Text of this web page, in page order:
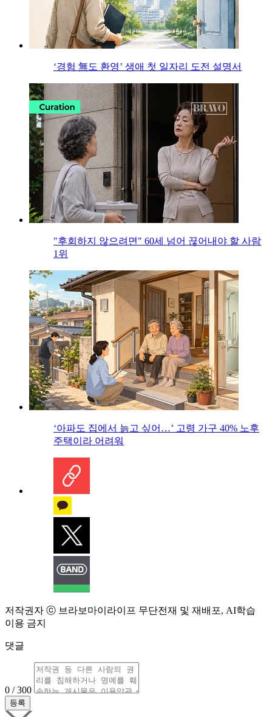
‘경험 無도 환영’ 생애 첫 일자리 도전 설명서
"후회하지 않으려면" 60세 넘어 끊어내야 할 사람
1위
‘아파도 집에서 늙고 싶어…’ 고령 가구 40% 노후
주택이라 어려워
저작권자 ⓒ 브라보마이라이프 무단전재 및 재배포, AI학습
이용 금지
댓글
0 / 300